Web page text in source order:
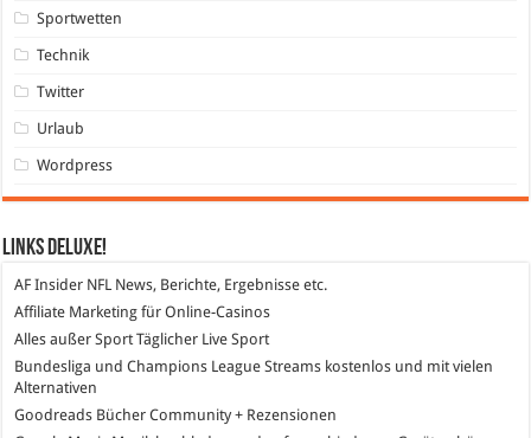
Sportwetten
Technik
Twitter
Urlaub
Wordpress
Links DeLuXe!
AF Insider NFL News, Berichte, Ergebnisse etc.
Affiliate Marketing für Online-Casinos
Alles außer SportTäglicher Live Sport
Bundesliga und Champions League Streams kostenlos und mit vielen
Alternativen
Goodreads Bücher Community + Rezensionen